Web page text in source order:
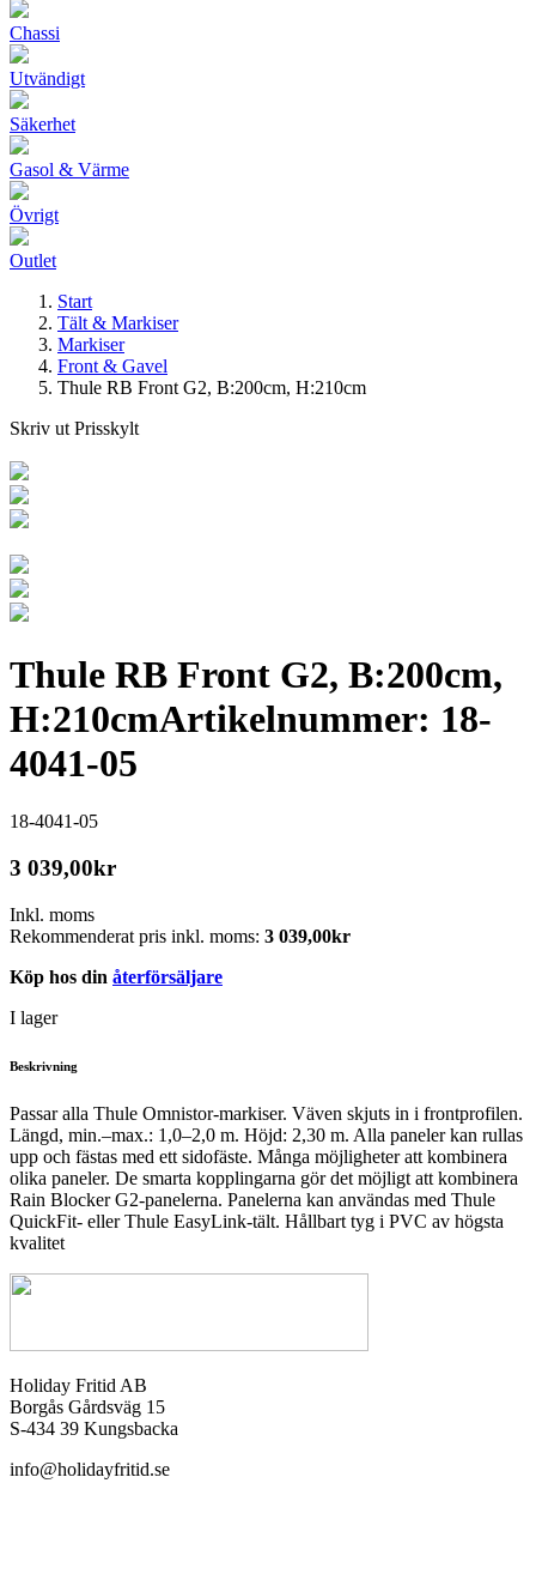
Chassi
Utvändigt
Säkerhet
Gasol & Värme
Övrigt
Outlet
Start
Tält & Markiser
Markiser
Front & Gavel
Thule RB Front G2, B:200cm, H:210cm
Skriv ut Prisskylt
Thule RB Front G2, B:200cm,
H:210cmArtikelnummer: 18-
4041-05
18-4041-05
3 039,00kr
Inkl. moms
Rekommenderat pris inkl. moms: 3 039,00kr
Köp hos din återförsäljare
I lager
Beskrivning
Passar alla Thule Omnistor-markiser. Väven skjuts in i frontprofilen.
Längd, min.–max.: 1,0–2,0 m. Höjd: 2,30 m. Alla paneler kan rullas
upp och fästas med ett sidofäste. Många möjligheter att kombinera
olika paneler. De smarta kopplingarna gör det möjligt att kombinera
Rain Blocker G2-panelerna. Panelerna kan användas med Thule
QuickFit- eller Thule EasyLink-tält. Hållbart tyg i PVC av högsta
kvalitet
Holiday Fritid AB
Borgås Gårdsväg 15
S-434 39 Kungsbacka
info@holidayfritid.se